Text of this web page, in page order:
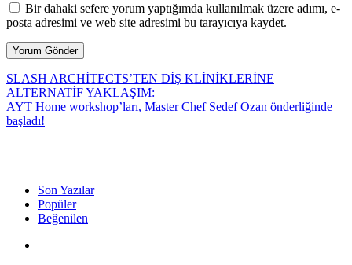
Bir dahaki sefere yorum yaptığımda kullanılmak üzere adımı, e-
posta adresimi ve web site adresimi bu tarayıcıya kaydet.
SLASH ARCHİTECTS’TEN DİŞ KLİNİKLERİNE
ALTERNATİF YAKLAŞIM:
AYT Home workshop’ları, Master Chef Sedef Ozan önderliğinde
başladı!
Son Yazılar
Popüler
Beğenilen